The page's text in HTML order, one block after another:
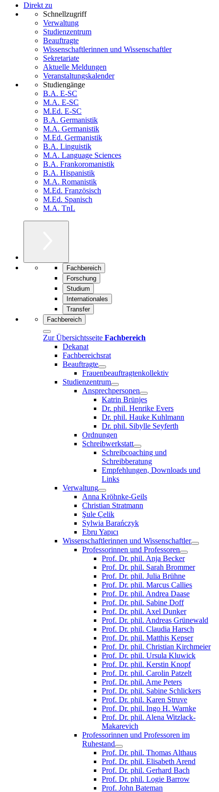
Direkt zu
Schnellzugriff
Verwaltung
Studienzentrum
Beauftragte
Wissenschaftlerinnen und Wissenschaftler
Sekretariate
Aktuelle Meldungen
Veranstaltungskalender
Studiengänge
B.A. E-SC
M.A. E-SC
M.Ed. E-SC
B.A. Germanistik
M.A. Germanistik
M.Ed. Germanistik
B.A. Linguistik
M.A. Language Sciences
B.A. Frankoromanistik
B.A. Hispanistik
M.A. Romanistik
M.Ed. Französisch
M.Ed. Spanisch
M.A. TnL
Fachbereich
Forschung
Studium
Internationales
Transfer
Fachbereich
Zur Übersichtsseite Fachbereich
Dekanat
Fachbereichsrat
Beauftragte
Frauenbeauftragtenkollektiv
Studienzentrum
Ansprechpersonen
Katrin Brünjes
Dr. phil. Henrike Evers
Dr. phil. Hauke Kuhlmann
Dr. phil. Sibylle Seyferth
Ordnungen
Schreibwerkstatt
Schreibcoaching und
Schreibberatung
Empfehlungen, Downloads und
Links
Verwaltung
Anna Kröhnke-Geils
Christian Stratmann
Şule Çelik
Sylwia Barańczyk
Ebru Yapıcı
Wissenschaftlerinnen und Wissenschaftler
Professorinnen und Professoren
Prof. Dr. phil. Anja Becker
Prof. Dr. phil. Sarah Brommer
Prof. Dr. phil. Julia Brühne
Prof. Dr. phil. Marcus Callies
Prof. Dr. phil. Andrea Daase
Prof. Dr. phil. Sabine Doff
Prof. Dr. phil. Axel Dunker
Prof. Dr. phil. Andreas Grünewald
Prof. Dr. phil. Claudia Harsch
Prof. Dr. phil. Matthis Kepser
Prof. Dr. phil. Christian Kirchmeier
Prof. Dr. phil. Ursula Kluwick
Prof. Dr. phil. Kerstin Knopf
Prof. Dr. phil. Carolin Patzelt
Prof. Dr. phil. Arne Peters
Prof. Dr. phil. Sabine Schlickers
Prof. Dr. phil. Karen Struve
Prof. Dr. phil. Ingo H. Warnke
Prof. Dr. phil. Alena Witzlack-
Makarevich
Professorinnen und Professoren im
Ruhestand
Prof. Dr. phil. Thomas Althaus
Prof. Dr. phil. Elisabeth Arend
Prof. Dr. phil. Gerhard Bach
Prof. Dr. phil. Logie Barrow
Prof. John Bateman